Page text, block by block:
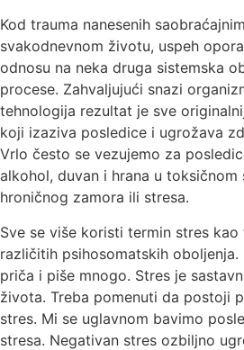
Kod trauma nanesenih
svakodnevnom životu, uspeh
odnosu na neka druga sistemska
procese. Zahvaljujući snazi
tehnologija rezultat je sve
koji izaziva posledice i ugrožava
Vrlo često se vezujemo za
alkohol, duvan i hrana u toksičnom
hroničnog zamora ili stresa.
Sve se više koristi termin stres
različitih psihosomatskih oboljenja.
priča i piše mnogo. Stres je
života. Treba pomenuti da postoji
stres. Mi se uglavnom bavimo
stresa. Negativan stres ozbiljno